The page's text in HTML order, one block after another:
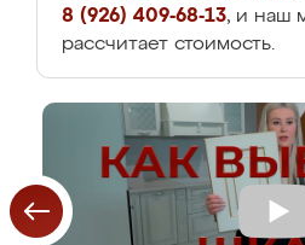
8 (926) 409-68-13, и наш
рассчитает стоимость.